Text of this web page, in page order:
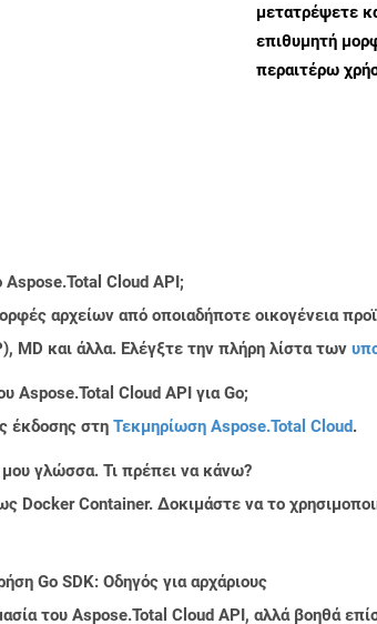
μετατρέψετε
επιθυμητή
περαιτέρω
Cloud API;
αρχείων από οποιαδήποτε οικογένεια
MD και άλλα. Ελέγξτε την πλήρη λίστα των
Aspose.Total Cloud API για Go;
έκδοσης στη Τεκμηρίωση Aspose.Total Cloud.
γλώσσα. Τι πρέπει να κάνω?
Docker Container. Δοκιμάστε να το
Go SDK: Οδηγός για αρχάριους
του Aspose.Total Cloud API, αλλά βοηθά